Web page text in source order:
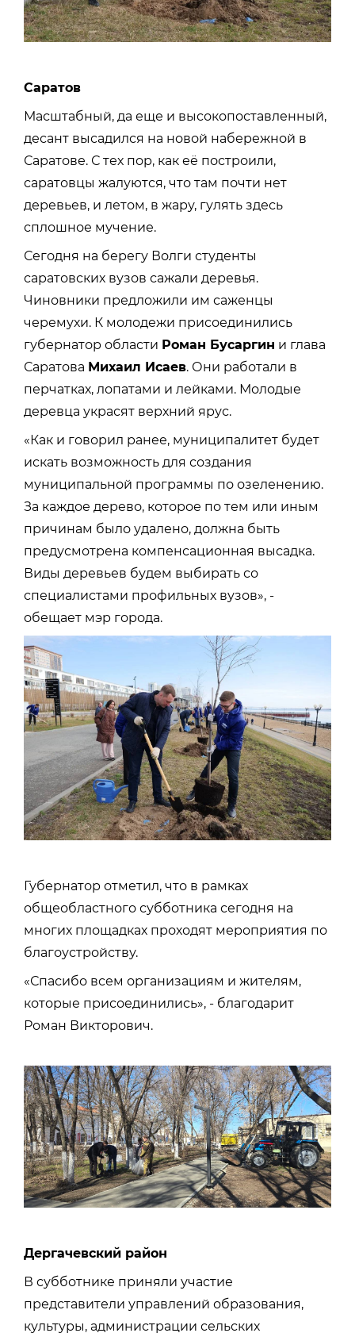
Саратов
Масштабный, да еще и высокопоставленный,
десант высадился на новой набережной в
Саратове. С тех пор, как её построили,
саратовцы жалуются, что там почти нет
деревьев, и летом, в жару, гулять здесь
сплошное мучение.
Сегодня на берегу Волги студенты
саратовских вузов сажали деревья.
Чиновники предложили им саженцы
черемухи. К молодежи присоединились
губернатор области Роман Бусаргин и глава
Саратова Михаил Исаев. Они работали в
перчатках, лопатами и лейками. Молодые
деревца украсят верхний ярус.
«Как и говорил ранее, муниципалитет будет
искать возможность для создания
муниципальной программы по озеленению.
За каждое дерево, которое по тем или иным
причинам было удалено, должна быть
предусмотрена компенсационная высадка.
Виды деревьев будем выбирать со
специалистами профильных вузов», -
обещает мэр города.
Губернатор отметил, что в рамках
общеобластного субботника сегодня на
многих площадках проходят мероприятия по
благоустройству.
«Спасибо всем организациям и жителям,
которые присоединились», - благодарит
Роман Викторович.
Дергачевский район
В субботнике приняли участие
представители управлений образования,
культуры, администрации сельских